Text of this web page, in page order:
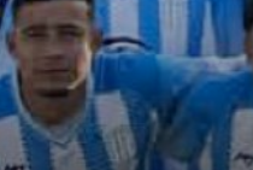
Violento robo en la zona rural de
Colecta solidaria de juguetes en
Firmat: “Codo a codo” lanza una
Vuelve el básquet: este viernes